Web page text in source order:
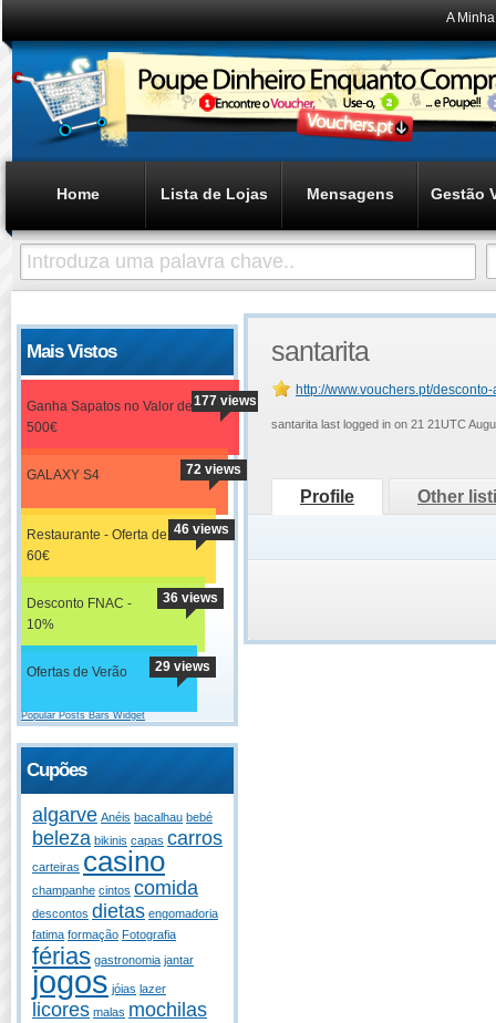
A
Home Lista de Lojas Mensagens Gestão
Mais Vistos
Ganha Sapatos no Valor de
500€
177 views
GALAXY S4 72 views
Restaurante - Oferta de
60€
46 views
Desconto FNAC -
10%
36 views
Ofertas de Verão 29 views
Popular Posts Bars Widget
Cupões
algarve Anéis bacalhau bebé
beleza bikinis capas carros
carteiras casino
champanhe cintos comida
descontos dietas engomadoria
fatima formação Fotografia
férias gastronomia jantar
jogos jóias lazer
licores malas mochilas
santarita
http://www.vouchers.pt/
santarita last logged in on 21 21UTC
Profile Other